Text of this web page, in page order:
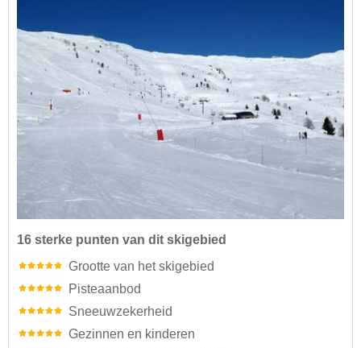
16 sterke punten van dit skigebied
Grootte van het skigebied
Pisteaanbod
Sneeuwzekerheid
Gezinnen en kinderen